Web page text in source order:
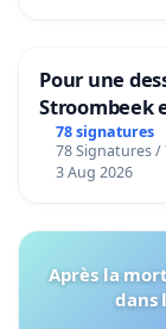
Pour une
Stroombeek
bediening
Voor
78 signatures
78 Signatures /
3 Aug 2026
Après la
dans